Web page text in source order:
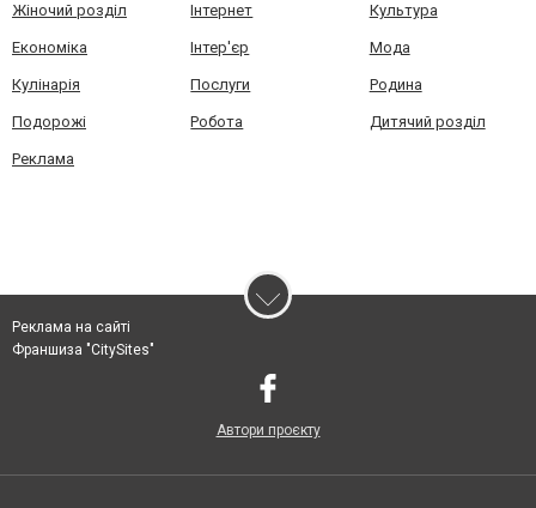
Жіночий розділ Інтернет Культура
Економіка Інтер'єр Мода
Кулінарія Послуги Родина
Подорожі Робота Дитячий розділ
Реклама
Реклама на сайті
Франшиза "CitySites"
Автори проєкту